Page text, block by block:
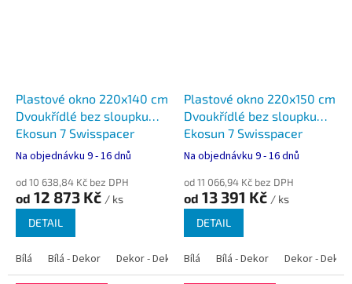
Plastové okno 220x140 cm
Dvoukřídlé bez sloupku
Ekosun 7 Swisspacer
Ultimate
Na objednávku 9 - 16 dnů
od 10 638,84 Kč bez DPH
od 12 873 Kč / ks
DETAIL
Bílá Bílá - Dekor Dekor - Dekor Bílá - Antracit Bílá - Zlatý dub
Plastové okno 220x150 cm
Dvoukřídlé bez sloupku
Ekosun 7 Swisspacer
Ultimate
Na objednávku 9 - 16 dnů
od 11 066,94 Kč bez DPH
od 13 391 Kč / ks
DETAIL
Bílá Bílá - Dekor Dekor - Dekor